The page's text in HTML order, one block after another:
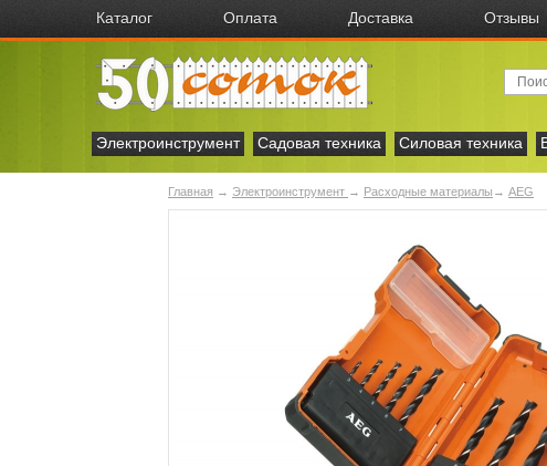
Каталог Оплата Доставка Отзывы
Электроинструмент
Садовая техника Силовая техника
Главная → Электроинструмент → Расходные материалы → AEG